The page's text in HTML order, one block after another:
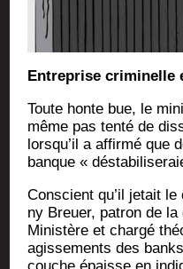
Entre­prise cri­mi­nelle
Toute honte bue, le
même pas ten­té de
lorsqu’il a affir­mé que
banque «
Conscient qu’il jetait
ny Breuer, patron de
Minis­tère et char­gé
agis­se­ments des
couche épaisse en